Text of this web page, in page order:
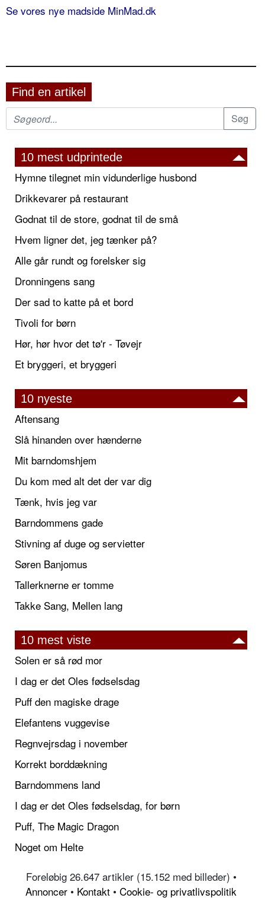
Se vores nye madside MinMad.dk
Find en artikel
10 mest udprintede
Hymne tilegnet min vidunderlige husbond
Drikkevarer på restaurant
Godnat til de store, godnat til de små
Hvem ligner det, jeg tænker på?
Alle går rundt og forelsker sig
Dronningens sang
Der sad to katte på et bord
Tivoli for børn
Hør, hør hvor det tø'r - Tøvejr
Et bryggeri, et bryggeri
10 nyeste
Aftensang
Slå hinanden over hænderne
Mit barndomshjem
Du kom med alt det der var dig
Tænk, hvis jeg var
Barndommens gade
Stivning af duge og servietter
Søren Banjomus
Tallerknerne er tomme
Takke Sang, Mellen lang
10 mest viste
Solen er så rød mor
I dag er det Oles fødselsdag
Puff den magiske drage
Elefantens vuggevise
Regnvejrsdag i november
Korrekt borddækning
Barndommens land
I dag er det Oles fødselsdag, for børn
Puff, The Magic Dragon
Noget om Helte
Foreløbig 26.647 artikler (15.152 med billeder) •
Annoncer • Kontakt • Cookie- og privatlivspolitik